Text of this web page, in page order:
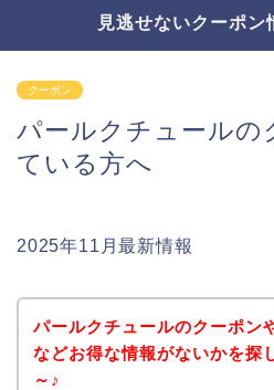
見逃せないクーポン
クーポン
パールクチュールの
ている方へ
2025年11月最新情報
パールクチュールのクーポン
などお得な情報がないかを探
～♪